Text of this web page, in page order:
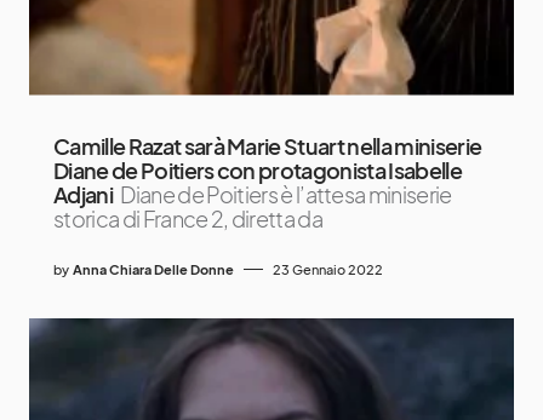
Camille Razat sarà Marie Stuart nella miniserie
Diane de Poitiers con protagonista Isabelle
Adjani Diane de Poitiers è l’attesa miniserie
storica di France 2, diretta da
by Anna Chiara Delle Donne 23 Gennaio 2022